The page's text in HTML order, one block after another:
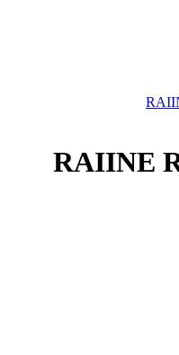
RAIINE